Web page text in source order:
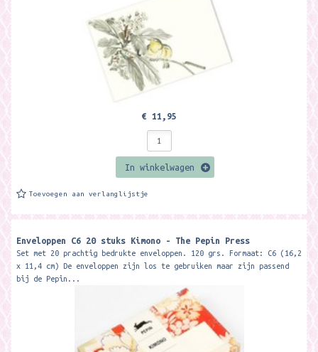
€ 11,95
In winkelwagen
Toevoegen aan verlanglijstje
Enveloppen C6 20 stuks Kimono - The Pepin Press
Set met 20 prachtig bedrukte enveloppen. 120 grs. Formaat: C6 (16,2
x 11,4 cm) De enveloppen zijn los te gebruiken maar zijn passend
bij de Pepin...